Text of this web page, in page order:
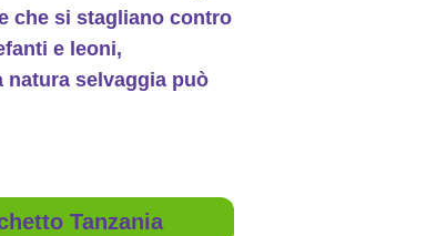
che si stagliano contro
e leoni,
selvaggia può
Tanzania